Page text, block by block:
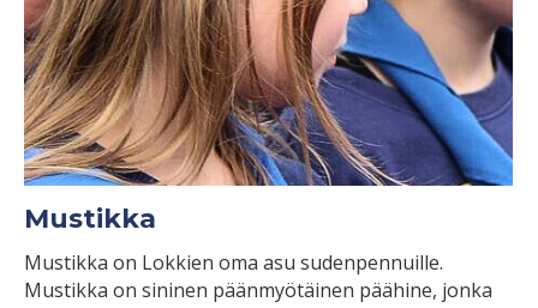
Mustikka
Mustikka on Lokkien oma asu sudenpennuille.
Mustikka on sininen päänmyötäinen päähine, jonka